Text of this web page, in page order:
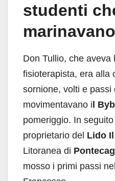
studenti
Don Tullio, che
fisioterapista, era alla
sornione, volti e passi
movimentavano i l
pomeriggio. In
proprietario del Lido
Litoranea di
mosso i primi passi